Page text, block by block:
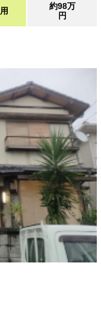
約98万
円